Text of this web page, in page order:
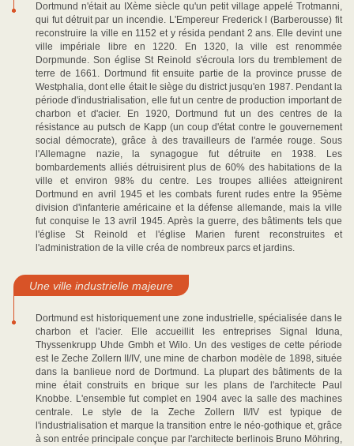
Dortmund n'était au IXème siècle qu'un petit village appelé Trotmanni,
qui fut détruit par un incendie. L'Empereur Frederick I (Barberousse) fit
reconstruire la ville en 1152 et y résida pendant 2 ans. Elle devint une
ville impériale libre en 1220. En 1320, la ville est renommée
Dorpmunde. Son église St Reinold s'écroula lors du tremblement de
terre de 1661. Dortmund fit ensuite partie de la province prusse de
Westphalia, dont elle était le siège du district jusqu'en 1987. Pendant la
période d'industrialisation, elle fut un centre de production important de
charbon et d'acier. En 1920, Dortmund fut un des centres de la
résistance au putsch de Kapp (un coup d'état contre le gouvernement
social démocrate), grâce à des travailleurs de l'armée rouge. Sous
l'Allemagne nazie, la synagogue fut détruite en 1938. Les
bombardements alliés détruisirent plus de 60% des habitations de la
ville et environ 98% du centre. Les troupes alliées atteignirent
Dortmund en avril 1945 et les combats furent rudes entre la 95ème
division d'infanterie américaine et la défense allemande, mais la ville
fut conquise le 13 avril 1945. Après la guerre, des bâtiments tels que
l'église St Reinold et l'église Marien furent reconstruites et
l'administration de la ville créa de nombreux parcs et jardins.
Une ville industrielle majeure
Dortmund est historiquement une zone industrielle, spécialisée dans le
charbon et l'acier. Elle accueillit les entreprises Signal Iduna,
Thyssenkrupp Uhde Gmbh et Wilo. Un des vestiges de cette période
est le Zeche Zollern II/IV, une mine de charbon modèle de 1898, située
dans la banlieue nord de Dortmund. La plupart des bâtiments de la
mine était construits en brique sur les plans de l'architecte Paul
Knobbe. L'ensemble fut complet en 1904 avec la salle des machines
centrale. Le style de la Zeche Zollern II/IV est typique de
l'industrialisation et marque la transition entre le néo-gothique et, grâce
à son entrée principale conçue par l'architecte berlinois Bruno Möhring,